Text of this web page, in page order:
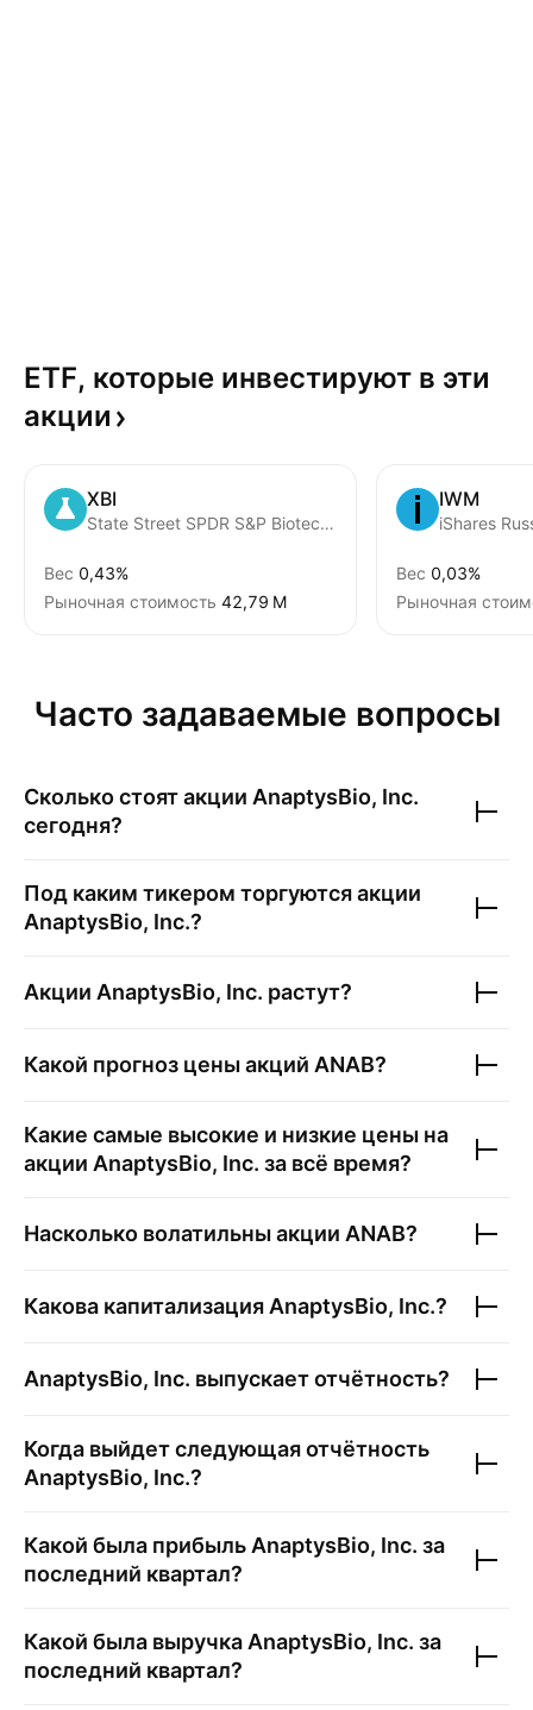
ETF, которые инвестируют в эти
акции
XBI
State Street SPDR S&P Biotech ETF
Вес 0,43%
Рыночная стоимость ‪42,79 M‬
IWM
iShares
Вес 0,03%
Рыночная
Часто задаваемые вопросы
Сколько стоят акции AnaptysBio, Inc.
сегодня?
Под каким тикером торгуются акции
AnaptysBio, Inc.?
Акции AnaptysBio, Inc. растут?
Какой прогноз цены акций ANAB?
Какие самые высокие и низкие цены на
акции AnaptysBio, Inc. за всё время?
Насколько волатильны акции ANAB?
Какова капитализация AnaptysBio, Inc.?
AnaptysBio, Inc. выпускает отчётность?
Когда выйдет следующая отчётность
AnaptysBio, Inc.?
Какой была прибыль AnaptysBio, Inc. за
последний квартал?
Какой была выручка AnaptysBio, Inc. за
последний квартал?